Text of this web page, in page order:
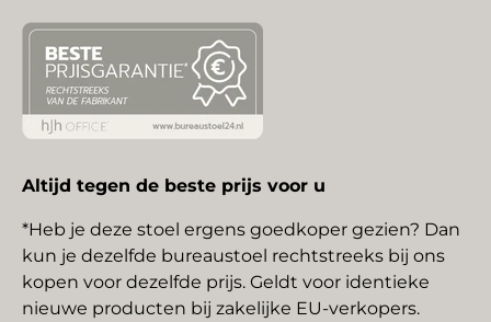
Altijd tegen de beste prijs voor u
*Heb je deze stoel ergens goedkoper gezien? Dan
kun je dezelfde bureaustoel rechtstreeks bij ons
kopen voor dezelfde prijs. Geldt voor identieke
nieuwe producten bij zakelijke EU-verkopers.